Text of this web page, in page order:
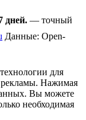
дней. — точный
Данные: Open-
для
рекламы. Нажимая
Вы можете
необходимая